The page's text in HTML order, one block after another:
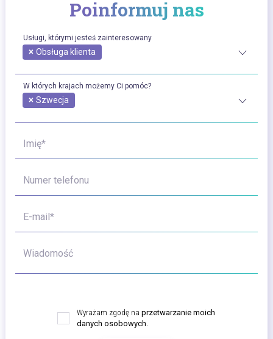
Poinformuj nas
Usługi, którymi jesteś zainteresowany
× Obsługa klienta
W których krajach możemy Ci pomóc?
× Szwecja
Imię*
Numer telefonu
E-mail*
Wiadomość
Wyrażam zgodę na przetwarzanie moich
danych osobowych.